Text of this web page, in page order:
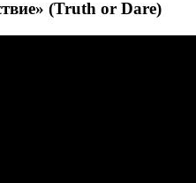
(Truth or Dare)